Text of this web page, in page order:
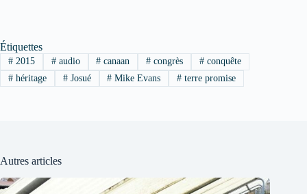
Étiquettes
#2015 #audio # canaan # congrès # conquête
#héritage #Josué # Mike Evans # terre promise
Autres articles